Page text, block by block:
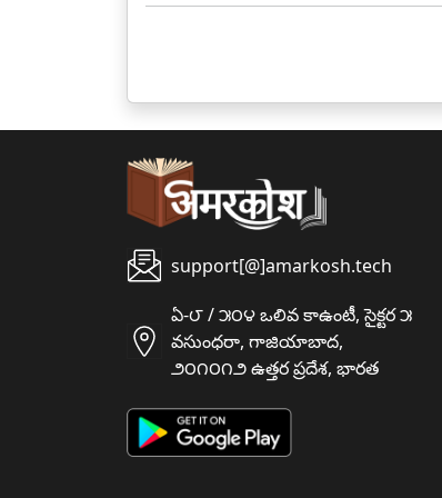
support[@]amarkosh.tech
ఏ-౮ / ౫౦౪ ఒలివ కాఉంటీ, సైక్టర ౫
వసుంధరా, గాజియాబాద,
౨౦౧౦౧౨ ఉత్తర ప్రదేశ, భారత